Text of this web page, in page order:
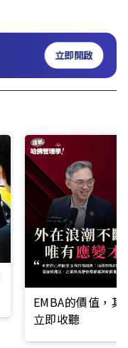
立即開啟
EMBA的價值，
立即收聽